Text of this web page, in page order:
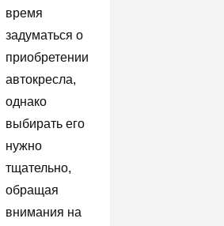
время
задуматься о
приобретении
автокресла,
однако
выбирать его
нужно
тщательно,
обращая
внимания на